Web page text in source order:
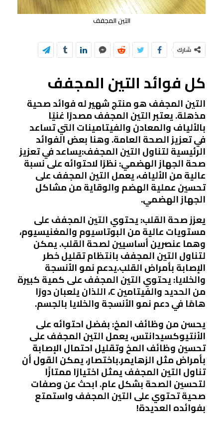
التين المجفف
شارك
كل فوائد التين المجفف
التين المجفف هو منتج شهير له فوائد صحية
مذهلة. يعتبر التين المجفف مصدرًا غنيًا
بالألياف والمعادن والفيتامينات التي تساعد
في تعزيز الصحة العامة. وهنا بعض الفوائد
الرئيسية لتناول التين المجفف:يساعد في تعزيز
صحة الجهاز الهضمي: نظرًا لاحتوائه على نسبة
عالية من الألياف، يعمل التين المجفف على
تحسين عملية الهضم والوقاية من مشاكل
الجهاز الهضمي.
يعزز صحة القلب: يحتوي التين المجفف على
مستويات عالية من البوتاسيوم والمغنيسيوم،
وهما عنصرين أساسيين لصحة القلب. يمكن
لتناول التين المجفف بانتظام تقليل خطر
الإصابة بأمراض القلب.يدعم نمو الأنسجة
والخلايا: يحتوي التين المجفف على كمية كبيرة
من الحديد والفيتامين C، اللذان يلعبان دورًا
هامًا في دعم نمو الأنسجة والخلايا بالجسم.
يحسن من وظائف المخ: بفضل احتوائه على
الأنتيوكسيدانتس، يعمل التين المجفف على
تحسين وظائف المخ وتقليل احتمال الإصابة
بأمراض مثل الزهايمر.باختصار، يمكن القول أن
تناول التين المجفف يمثل اختيارًا ممتازًا
لتحسين الصحة بشكل عام. ابحث عن وصفات
صحية تحتوي على التين المجفف واستمتع
بفوائده العديدة!